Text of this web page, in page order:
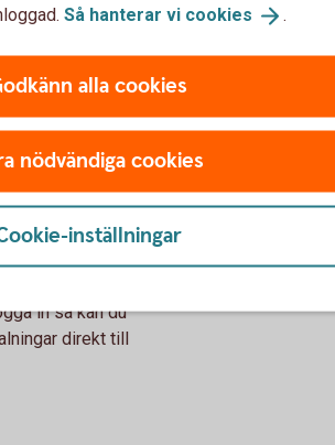
logga in med
Internetbanken Firma
in så kan du
direkt till
Så hanterar vi cookies .
alla cookies
nödvändiga cookies
inställningar